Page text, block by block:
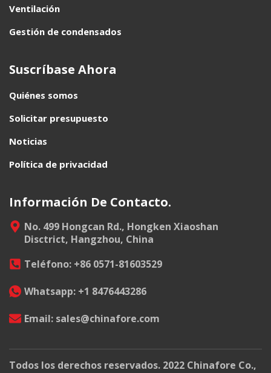
Ventilación
Gestión de condensados
Suscríbase Ahora
Quiénes somos
Solicitar presupuesto
Noticias
Política de privacidad
Información De Contacto.
No. 499 Hongcan Rd., Hongken Xiaoshan
Disctrict, Hangzhou, China
Teléfono: +86 0571-81603529
Whatsapp: +1 8476443286
Email: sales@chinafore.com
Todos los derechos reservados. 2022 Chinafore Co.,